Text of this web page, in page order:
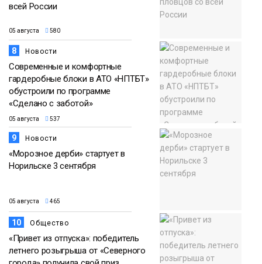
всей России
05 августа 580
8 Новости
Современные и комфортные
гардеробные блоки в АТО «НПТБТ»
обустроили по программе
«Сделано с заботой»
05 августа 537
9 Новости
«Морозное дерби» стартует в
Норильске 3 сентября
05 августа 465
10 Общество
«Привет из отпуска»: победитель
летнего розыгрыша от «Северного